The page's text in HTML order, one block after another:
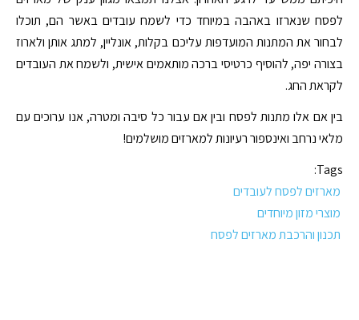
לפסח שנארזו באהבה במיוחד כדי לשמח עובדים באשר הם, תוכלו
לבחור את המתנות המועדפות עליכם בקלות, אונליין, למתג אותן ולארוז
בצורה יפה, להוסיף כרטיסי ברכה מותאמים אישית, ולשמח את העובדים
לקראת החג.
בין אם אלו מתנות לפסח ובין אם עבור כל סיבה ומטרה, אנו ערוכים עם
מלאי נרחב ואינספור רעיונות למארזים מושלמים!
Tags:
מארזים לפסח לעובדים
מוצרי מזון מיוחדים
תכנון והרכבת מארזים לפסח